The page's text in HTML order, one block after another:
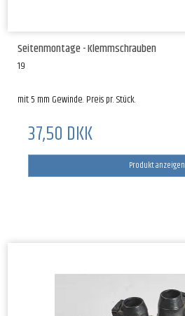
Seitenmontage - Klemmschrauben
19
mit 5 mm Gewinde. Preis pr. Stück.
37,50 DKK
Produkt anzeigen